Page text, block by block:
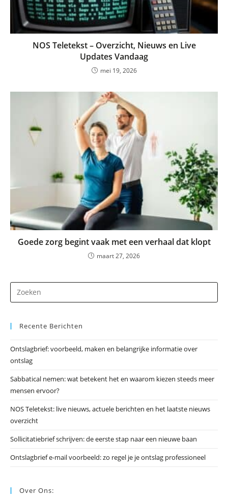
NOS Teletekst – Overzicht, Nieuws en Live
Updates Vandaag
mei 19, 2026
Goede zorg begint vaak met een verhaal dat klopt
maart 27, 2026
op
Recente Berichten
Ontslagbrief: voorbeeld, maken en belangrijke informatie over
ontslag
Sabbatical nemen: wat betekent het en waarom kiezen steeds meer
mensen ervoor?
NOS Teletekst: live nieuws, actuele berichten en het laatste nieuws
overzicht
Sollicitatiebrief schrijven: de eerste stap naar een nieuwe baan
Ontslagbrief e-mail voorbeeld: zo regel je je ontslag professioneel
Over Ons: